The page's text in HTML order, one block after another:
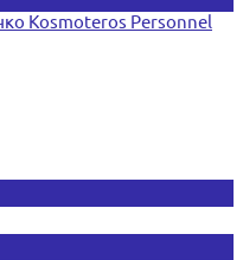
Kosmoteros Personnel